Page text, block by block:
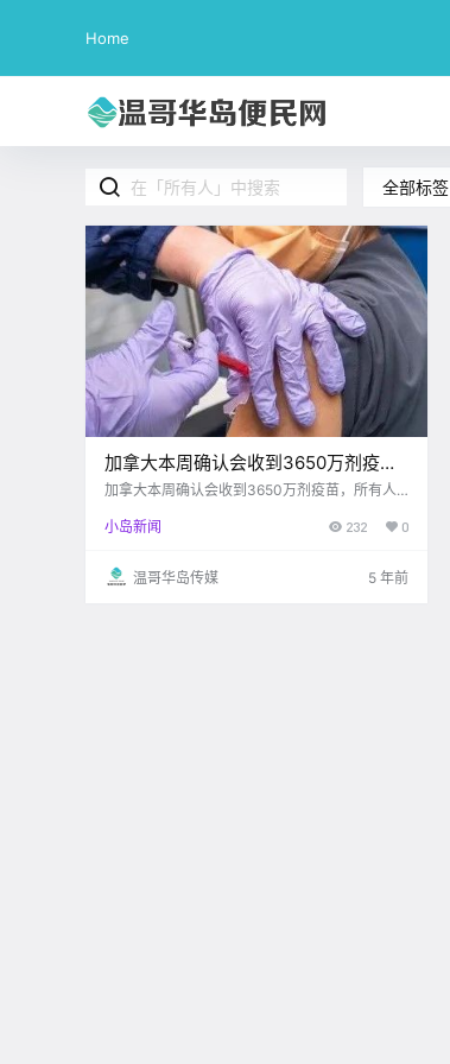
Home
全部标签
加拿大本周确认会收到3650万剂疫
苗，所有人将在7月1日前打上第一针！
加拿大本周确认会收到3650万剂疫苗，所有人
小岛新闻
232 0
温哥华岛传媒 5 年前